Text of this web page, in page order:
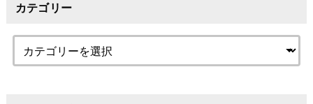
カテゴリー